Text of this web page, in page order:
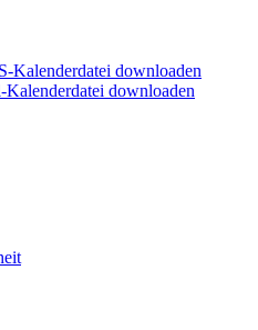
Kalenderdatei downloaden
downloaden